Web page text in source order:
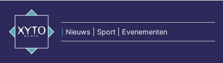
Nieuws | Sport | Evenementen